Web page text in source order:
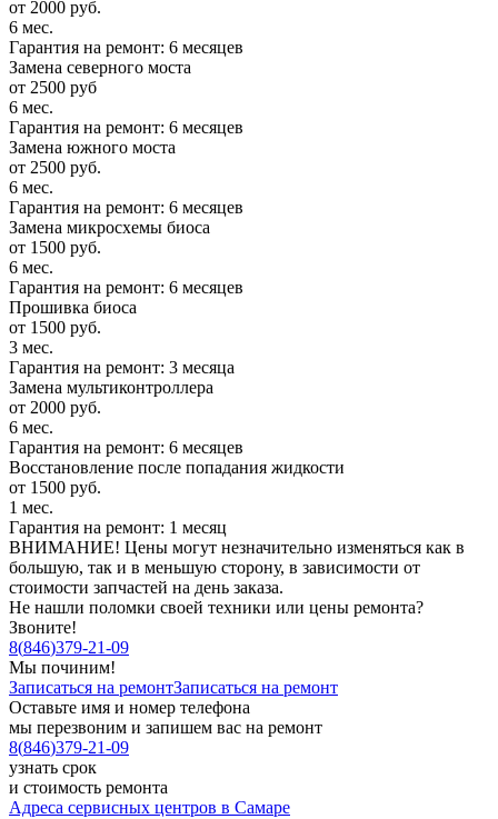
от 2000 руб.
6 мес.
Гарантия на ремонт: 6 месяцев
Замена северного моста
от 2500 руб
6 мес.
Гарантия на ремонт: 6 месяцев
Замена южного моста
от 2500 руб.
6 мес.
Гарантия на ремонт: 6 месяцев
Замена микросхемы биоса
от 1500 руб.
6 мес.
Гарантия на ремонт: 6 месяцев
Прошивка биоса
от 1500 руб.
3 мес.
Гарантия на ремонт: 3 месяца
Замена мультиконтроллера
от 2000 руб.
6 мес.
Гарантия на ремонт: 6 месяцев
Восстановление после попадания жидкости
от 1500 руб.
1 мес.
Гарантия на ремонт: 1 месяц
ВНИМАНИЕ! Цены могут незначительно изменяться как в
большую, так и в меньшую сторону, в зависимости от
стоимости запчастей на день заказа.
Не нашли поломки своей техники или цены ремонта?
Звоните!
8(846)379-21-09
Мы починим!
Записаться на ремонтЗаписаться на ремонт
Оставьте имя и номер телефона
мы перезвоним и запишем вас на ремонт
8(846)379-21-09
узнать срок
и стоимость ремонта
Адреса сервисных центров в Самаре